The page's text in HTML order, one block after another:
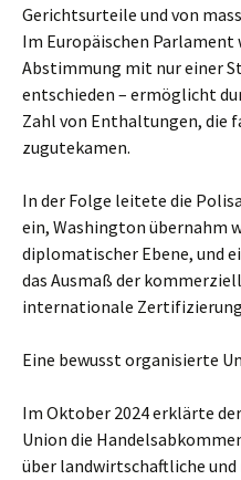
Gerichtsurteile und von
Im Europäischen Parlament
Abstimmung mit nur einer
entschieden – ermöglicht
Zahl von Enthaltungen, die
zugutekamen.
In der Folge leitete die
ein, Washington übernahm
diplomatischer Ebene, und
das Ausmaß der
internationale
Eine bewusst organisierte
Im Oktober 2024 erklärte
Union die
über landwirtschaftliche